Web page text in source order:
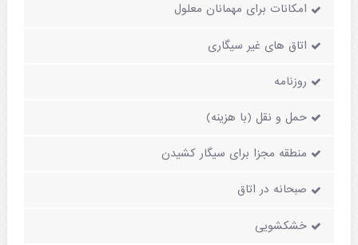
امکانات برای مهمانان معلول
اتاق های غیر سیگاری
روزنامه
حمل و نقل (با هزینه)
منطقه مجزا برای سیگار کشیدن
صبحانه در اتاق
خشکشویی